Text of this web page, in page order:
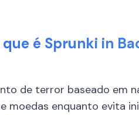
que é Sprunki in
de terror baseado em
moedas enquanto evita